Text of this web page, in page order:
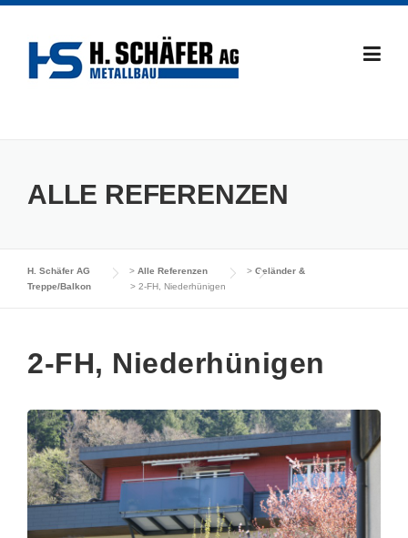
content
ALLE REFERENZEN
H. Schäfer AG > Alle Referenzen > Geländer &
Treppe/Balkon
> 2-FH, Niederhünigen
2-FH, Niederhünigen